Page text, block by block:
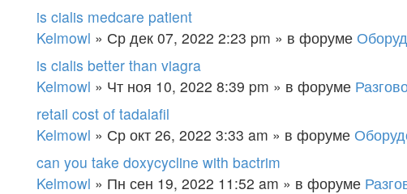
is cialis medcare patient
Kelmowl » Ср дек 07, 2022 2:23 pm » в форуме
is cialis better than viagra
Kelmowl » Чт ноя 10, 2022 8:39 pm » в форуме
retail cost of tadalafil
Kelmowl » Ср окт 26, 2022 3:33 am » в форуме
can you take doxycycline with bactrim
Kelmowl » Пн сен 19, 2022 11:52 am » в форуме